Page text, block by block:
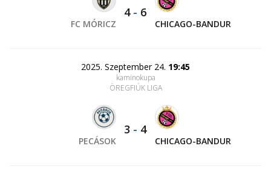
FC MÓRICZ
4- 6
CHICAGO-BANDUR
2025. Szeptember 24. 19:45
kaminokupa
ÖREGFIÚK LIGA
PECÁSOK
3 - 4
CHICAGO-BANDUR